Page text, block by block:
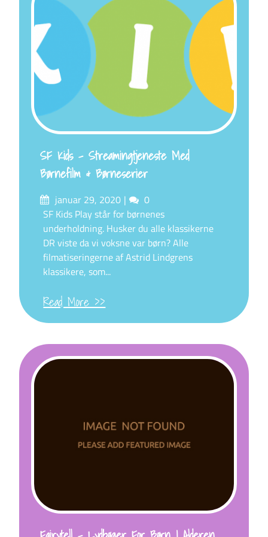
SF Kids – Streamingtjeneste Med
Børnefilm & Børneserier
Posted
on
januar 29, 2020 Comments
0
SF Kids Play står for børnenes
underholdning. Husker du alle klassikerne
DR viste da vi voksne var børn? Alle
filmatiseringerne af Astrid Lindgrens
klassikere, som...
Read More >>